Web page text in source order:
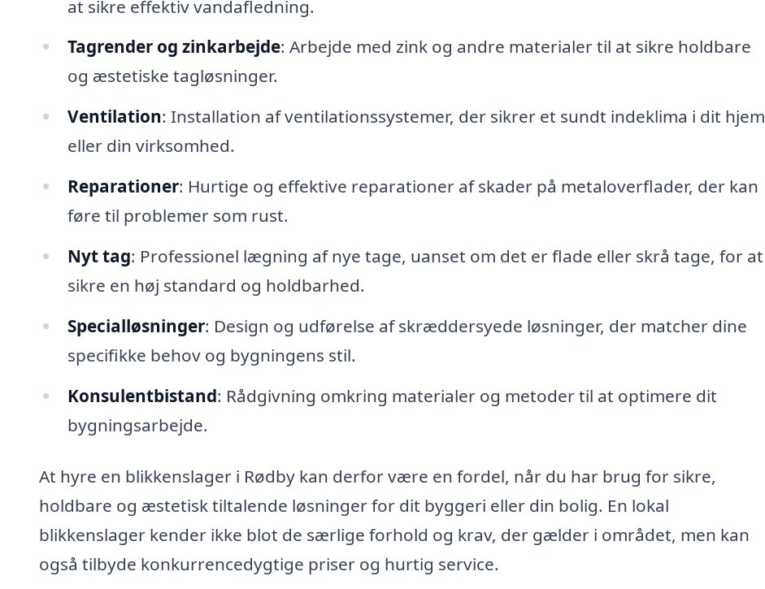
at sikre effektiv vandafledning.
Tagrender og zinkarbejde: Arbejde med zink og andre materialer til at sikre holdbare
og æstetiske tagløsninger.
Ventilation: Installation af ventilationssystemer, der sikrer et sundt indeklima i dit hjem
eller din virksomhed.
Reparationer: Hurtige og effektive reparationer af skader på metaloverflader, der kan
føre til problemer som rust.
Nyt tag: Professionel lægning af nye tage, uanset om det er flade eller skrå tage, for at
sikre en høj standard og holdbarhed.
Specialløsninger: Design og udførelse af skræddersyede løsninger, der matcher dine
specifikke behov og bygningens stil.
Konsulentbistand: Rådgivning omkring materialer og metoder til at optimere dit
bygningsarbejde.
At hyre en blikkenslager i Rødby kan derfor være en fordel, når du har brug for sikre,
holdbare og æstetisk tiltalende løsninger for dit byggeri eller din bolig. En lokal
blikkenslager kender ikke blot de særlige forhold og krav, der gælder i området, men kan
også tilbyde konkurrencedygtige priser og hurtig service.